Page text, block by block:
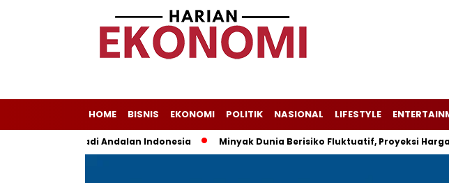
HOME BISNIS EKONOMI POLITIK NASIONAL LIFESTYLE
Masih Jadi Andalan Indonesia Minyak Dunia Berisiko Fluktuatif, Proyeksi Harga